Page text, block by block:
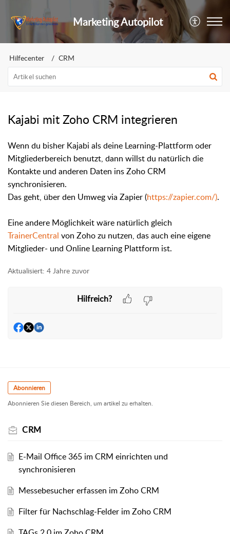
Marketing Autopilot
Hilfecenter CRM
Kajabi mit Zoho CRM integrieren
Wenn du bisher Kajabi als deine Learning-Plattform oder
Mitgliederbereich benutzt, dann willst du natürlich die
Kontakte und anderen Daten ins Zoho CRM
synchronisieren.
Das geht, über den Umweg via Zapier (https://zapier.com/).
Eine andere Möglichkeit wäre natürlich gleich
TrainerCentral von Zoho zu nutzen, das auch eine eigene
Mitglieder- und Online Learning Plattform ist.
Aktualisiert: 4 Jahre zuvor
Hilfreich?
Abonnieren
Abonnieren Sie diesen Bereich, um artikel zu erhalten.
CRM
E-Mail Office 365 im CRM einrichten und
synchronisieren
Messebesucher erfassen im Zoho CRM
Filter für Nachschlag-Felder im Zoho CRM